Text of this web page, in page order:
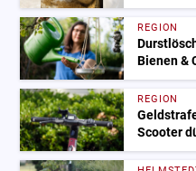
REGION
Bienen &
REGION
Scooter